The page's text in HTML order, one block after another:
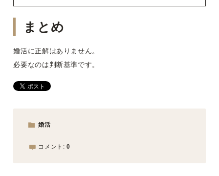
まとめ
婚活に正解はありません。
必要なのは判断基準です。
婚活
コメント:0